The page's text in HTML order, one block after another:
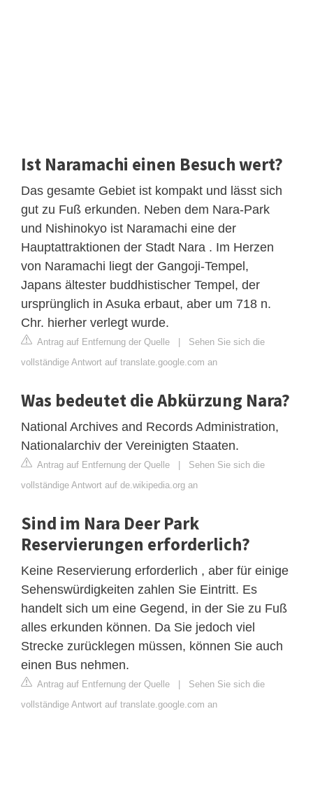
Ist Naramachi einen Besuch wert?
Das gesamte Gebiet ist kompakt und lässt sich
gut zu Fuß erkunden. Neben dem Nara-Park
und Nishinokyo ist Naramachi eine der
Hauptattraktionen der Stadt Nara . Im Herzen
von Naramachi liegt der Gangoji-Tempel,
Japans ältester buddhistischer Tempel, der
ursprünglich in Asuka erbaut, aber um 718 n.
Chr. hierher verlegt wurde.
Antrag auf Entfernung der Quelle | Sehen Sie sich die
vollständige Antwort auf translate.google.com an
Was bedeutet die Abkürzung Nara?
National Archives and Records Administration,
Nationalarchiv der Vereinigten Staaten.
Antrag auf Entfernung der Quelle | Sehen Sie sich die
vollständige Antwort auf de.wikipedia.org an
Sind im Nara Deer Park
Reservierungen erforderlich?
Keine Reservierung erforderlich , aber für einige
Sehenswürdigkeiten zahlen Sie Eintritt. Es
handelt sich um eine Gegend, in der Sie zu Fuß
alles erkunden können. Da Sie jedoch viel
Strecke zurücklegen müssen, können Sie auch
einen Bus nehmen.
Antrag auf Entfernung der Quelle | Sehen Sie sich die
vollständige Antwort auf translate.google.com an